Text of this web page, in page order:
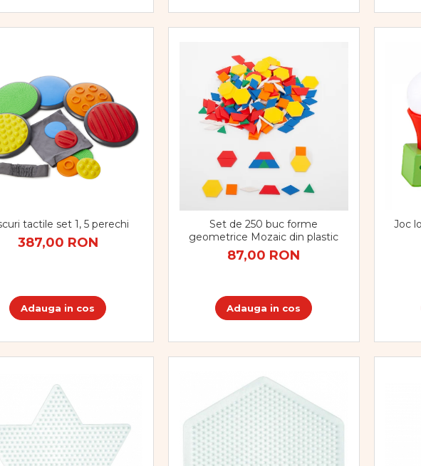
tactile set 1, 5 perechi
387,00 RON
Adauga in cos
Set de 250 buc forme
geometrice Mozaic din plastic
87,00 RON
Adauga in cos
Joc